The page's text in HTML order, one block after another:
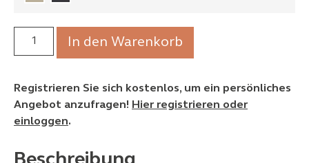
In den Warenkorb
Registrieren Sie sich kostenlos, um ein persönliches
Angebot anzufragen! Hier registrieren oder
einloggen.